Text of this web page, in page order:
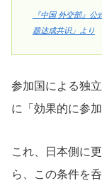
『中国 外交部』
题达成共识」より
参加国による独
に「効果的に参
これ、日本側に
ら、この条件を